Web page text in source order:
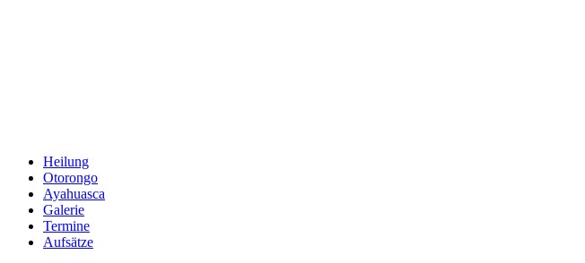
Heilung
Otorongo
Ayahuasca
Galerie
Termine
Aufsätze